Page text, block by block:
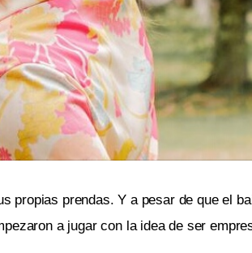
propias prendas. Y a pesar de que el
a jugar con la idea de ser